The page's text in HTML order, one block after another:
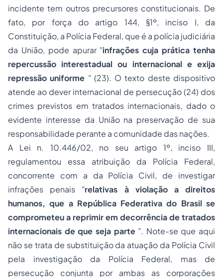
incidente tem outros precursores constitucionais. De
fato, por força do artigo 144, §1º, inciso I, da
Constituição, a Polícia Federal, que é a polícia judiciária
da União, pode apurar "infrações cuja prática tenha
repercussão interestadual ou internacional e exija
repressão uniforme " (23). O texto deste dispositivo
atende ao dever internacional de persecução (24) dos
crimes previstos em tratados internacionais, dado o
evidente interesse da União na preservação de sua
responsabilidade perante a comunidade das nações.
A Lei n. 10.446/02, no seu artigo 1º, inciso III,
regulamentou essa atribuição da Polícia Federal,
concorrente com a da Polícia Civil, de investigar
infrações penais "relativas à violação a direitos
humanos, que a República Federativa do Brasil se
comprometeu a reprimir em decorrência de tratados
internacionais de que seja parte ". Note-se que aqui
não se trata de substituição da atuação da Polícia Civil
pela investigação da Polícia Federal, mas de
persecução conjunta por ambas as corporações